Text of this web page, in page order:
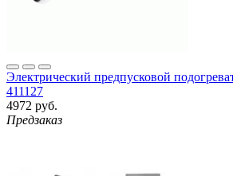
Электрический предпусковой
411127
4972 руб.
Предзаказ